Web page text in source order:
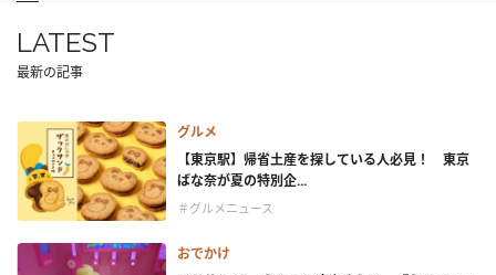
LATEST
最新の記事
グルメ
【東京駅】帰省土産を探している人必見！ 東京
ばな奈が夏の特別企...
＃グルメニュース
おでかけ